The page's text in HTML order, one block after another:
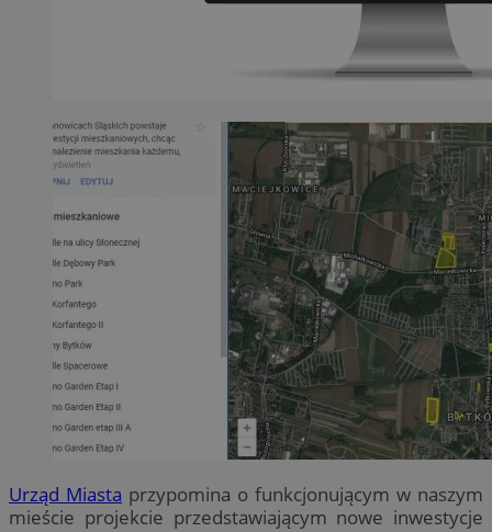
Urząd Miasta przypomina o funkcjonującym w naszym
mieście projekcie przedstawiającym nowe inwestycje